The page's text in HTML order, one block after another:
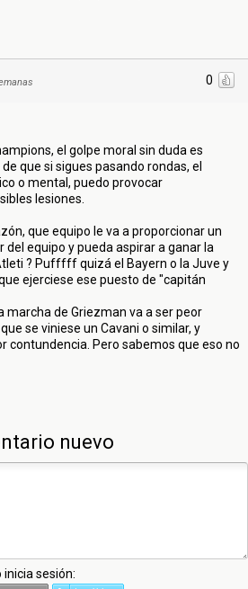
0
el golpe moral sin duda es
que si sigues pasando rondas, el
o mental, puedo provocar
lesiones.
que equipo le va a proporcionar un
del equipo y pueda aspirar a ganar la
? Pufffff quizá el Bayern o la Juve y
ejerciese ese puesto de "capitán
marcha de Griezman va a ser peor
se viniese un Cavani o similar, y
contundencia. Pero sabemos que eso no
nuevo
sesión: